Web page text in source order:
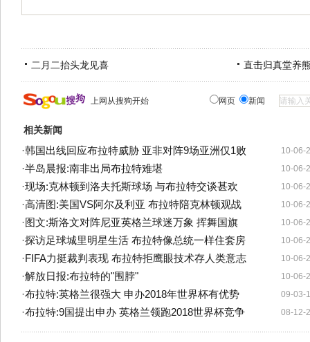
二月二抬头龙见喜 直击归真堂养
上网从搜狗开始 网页 新闻
相关新闻
10-06-
·韩国出线回应布拉特威胁 亚非对阵9场亚洲仅1败
10-06-
·半岛晨报:南非出局布拉特难堪
10-06-
·现场:克林顿到洛夫托斯球场 与布拉特交谈甚欢
10-06-
·高清图:美国VS阿尔及利亚 布拉特陪克林顿观战
10-06-
· 图文:斯洛文对阵尼亚英格兰球迷万象 挥舞国旗
10-06-
·探访足球城里明星生活 布拉特像总统一样住套房
10-06-
·FIFA力挺裁判表现 布拉特拒鹰眼技术存人类意志
10-06-
·解放日报:布拉特的"围脖"
09-03-
·布拉特:英格兰很强大 申办2018年世界杯有优势
08-12-
·布拉特:9国提出申办 英格兰领跑2018世界杯竞争